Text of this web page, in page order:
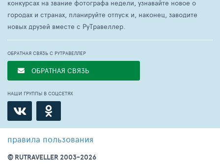
конкурсах на звание фотографа недели, узнавайте новое о
городах и странах, планируйте отпуск и, наконец, заводите
новых друзей вместе с РуТравеллер.
ОБРАТНАЯ СВЯЗЬ С РУТРАВЕЛЛЕР
ОБРАТНАЯ СВЯЗЬ
НАШИ ГРУППЫ В СОЦСЕТЯХ
© RUTRAVELLER 2003-2026
правила пользования